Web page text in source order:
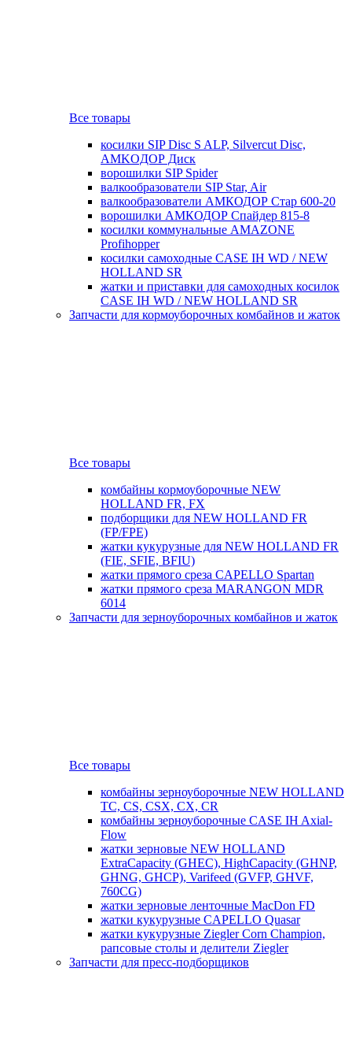
Все товары
косилки SIP Disc S ALP, Silvercut Disc,
AMKOДОР Диск
ворошилки SIP Spider
валкообразователи SIP Star, Air
валкообразователи АМКОДОР Стар 600-20
ворошилки АМКОДОР Спайдер 815-8
косилки коммунальные AMAZONE
Profihopper
косилки самоходные CASE IH WD / NEW
HOLLAND SR
жатки и приставки для самоходных косилок
CASE IH WD / NEW HOLLAND SR
Запчасти для кормоуборочных комбайнов и жаток
Все товары
комбайны кормоуборочные NEW
HOLLAND FR, FX
подборщики для NEW HOLLAND FR
(FP/FPE)
жатки кукурузные для NEW HOLLAND FR
(FIE, SFIE, BFIU)
жатки прямого среза CAPELLO Spartan
жатки прямого среза MARANGON MDR
6014
Запчасти для зерноуборочных комбайнов и жаток
Все товары
комбайны зерноуборочные NEW HOLLAND
TC, CS, CSX, CX, CR
комбайны зерноуборочные CASE IH Axial-
Flow
жатки зерновые NEW HOLLAND
ExtraCapacity (GHEC), HighCapacity (GHNP,
GHNG, GHCP), Varifeed (GVFP, GHVF,
760CG)
жатки зерновые ленточные MacDon FD
жатки кукурузные CAPELLO Quasar
жатки кукурузные Ziegler Corn Champion,
рапсовые столы и делители Ziegler
Запчасти для пресс-подборщиков